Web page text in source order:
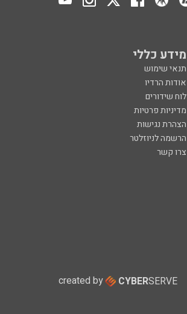
מידע כללי
תנאי שימוש
אודות הרדיו
לוח שידורים
מדיניות פרטיות
הצהרת נגישות
הרשמה לניוזלטר
צרו קשר
created by CYBERSERVE